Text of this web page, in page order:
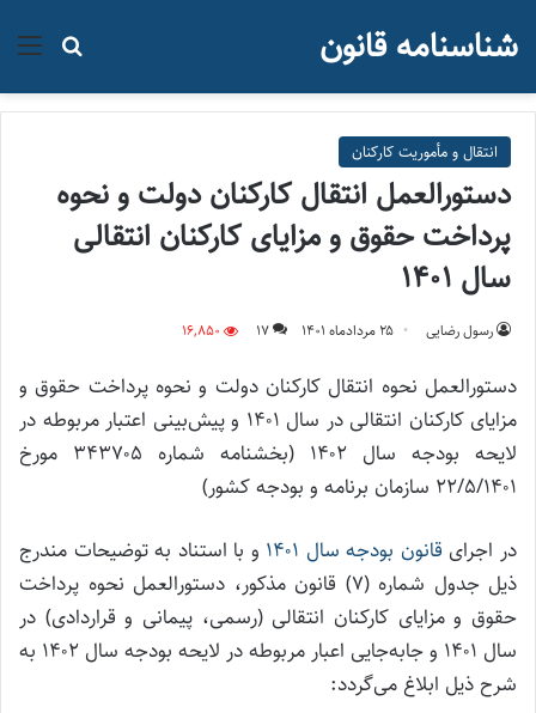
جستجو شناسنامه قانون
انتقال و مأموریت کارکنان
دستورالعمل انتقال کارکنان دولت و نحوه
پرداخت حقوق و مزایای کارکنان انتقالی
سال ۱۴۰۱
رسول رضایی ۲۵ مرداد‌ماه ۱۴۰۱ 17
16,850
دستورالعمل نحوه انتقال کارکنان دولت و نحوه پرداخت حقوق و
مزایای کارکنان انتقالی در سال ۱۴۰۱ و پیش‌بینی اعتبار مربوطه در
لايحه بودجه سال ۱۴۰۲ (بخشنامه شماره ۳۴۳۷۰۵ مورخ
۲۲/۵/۱۴۰۱ سازمان برنامه و بودجه کشور)
در اجرای قانون بودجه سال ۱۴۰۱
و با استناد به توضیحات مندرج
ذیل جدول شماره (۷) قانون مذکور، دستورالعمل نحوه پرداخت
حقوق و مزایای کارکنان انتقالی (رسمی، پیمانی و قراردادی) در
سال ۱۴۰۱ و جابه‌جایی اعبار مربوطه در لایحه بودجه سال ۱۴۰۲ به
شرح ذیل ابلاغ می‌گردد: